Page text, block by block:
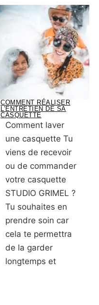
COMMENT RÉALISER
L’ENTRETIEN DE SA
CASQUETTE
Comment laver
une casquette Tu
viens de recevoir
ou de commander
votre casquette
STUDIO GRIMEL ?
Tu souhaites en
prendre soin car
cela te permettra
de la garder
longtemps et